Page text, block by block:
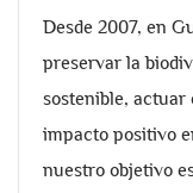
Desde 2007, en
preservar la
sostenible, actuar
impacto positivo
nuestro objetivo